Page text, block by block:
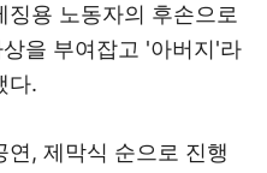
용 노동자의 후손으로
을 부여잡고 '아버지'라
다.
, 제막식 순으로 진행